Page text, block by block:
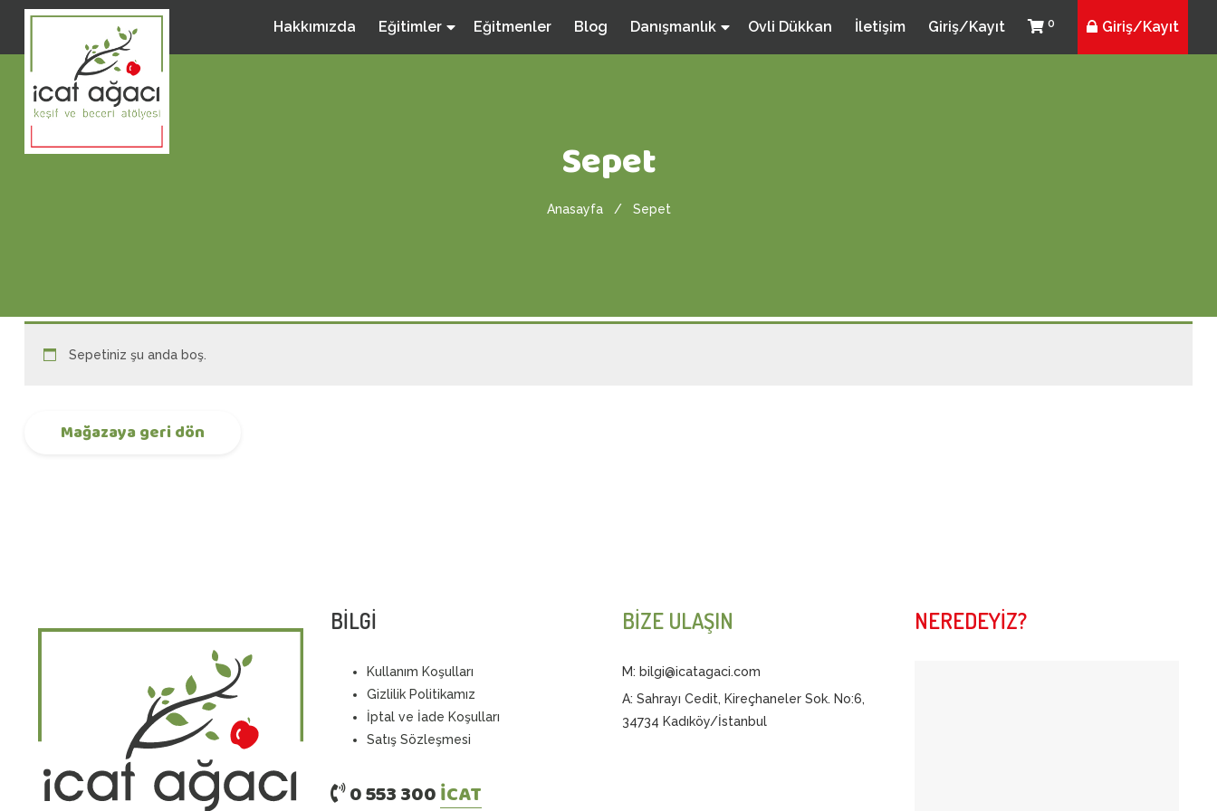
Hakkımızda Eğitimler Eğitmenler Blog Danışmanlık Ovli Dükkan İletişim Giriş/Kayıt 0 Giriş/Kayıt
Sepet
Anasayfa Sepet
Sepetiniz şu anda boş.
Mağazaya geri dön
BİLGİ
Kullanım Koşulları
Gizlilik Politikamız
İptal ve İade Koşulları
Satış Sözleşmesi
0 553 300İCAT
BİZE ULAŞIN
M: bilgi@icatagaci.com
A: Sahrayı Cedit, Kireçhaneler Sok. No:6,
34734 Kadıköy/İstanbul
NEREDEYİZ?